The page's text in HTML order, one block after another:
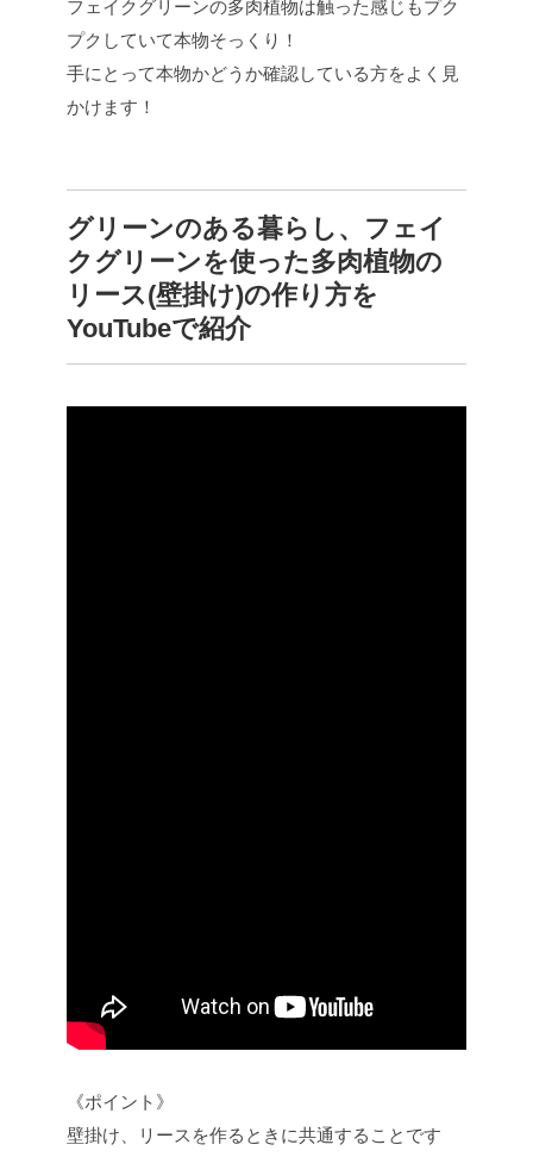
フェイクグリーンの多肉植物は触った感じもプク
プクしていて本物そっくり！
手にとって本物かどうか確認している方をよく見
かけます！
グリーンのある暮らし、フェイ
クグリーンを使った多肉植物の
リース(壁掛け)の作り方を
YouTubeで紹介
《ポイント》
壁掛け、リースを作るときに共通することです